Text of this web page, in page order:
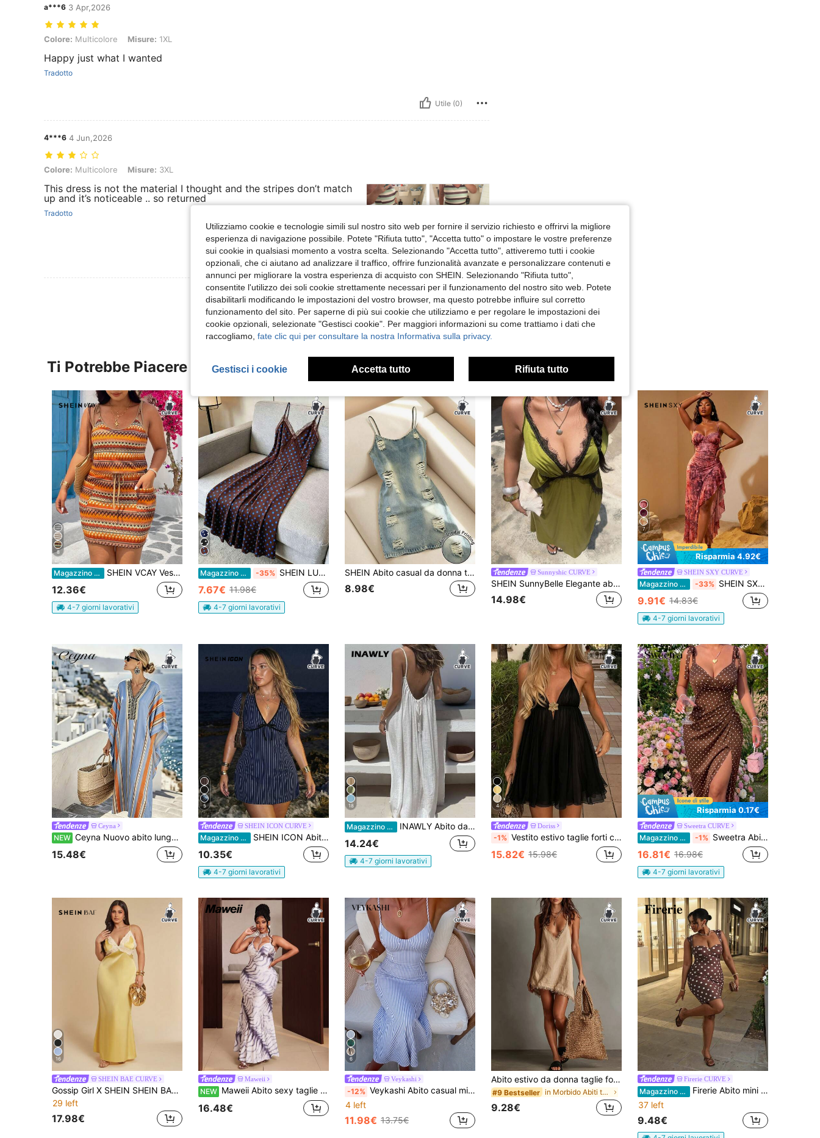
a***6 3 Apr,2026
Colore: Multicolore, Misure: 1XL
Colore: Multicolore Misure: 1XL
Happy just what I wanted
Tradotto
Utile (0)
4***6 4 Jun,2026
Colore: Multicolore, Misure: 3XL
Colore: Multicolore Misure: 3XL
This dress is not the material I thought and the stripes don’t match
up and it’s noticeable .. so returned
Tradotto
Utile (0)
Visualizza Altre Recensioni
Ti Potrebbe Piacere
8
Magazzino EU SHEIN VCAY Vestito da donna taglie forti con cintura in vita, doppia tasca e spalline a righe
12.36€
4-7 giorni lavorativi
Magazzino EU -35% SHEIN LUNE CURVE Abito da donna taglie forti in tessuto intrecciato a pois, elegante, stile spiaggia estivo, con scollo all'americana
7.67€ 11.98€
4-7 giorni lavorativi
SHEIN Abito casual da donna taglie forti con design consumato, spalline sottili, adatto per appuntamenti e feste
8.98€
Sunnyshic CURVE
SHEIN SunnyBelle Elegante abito mini da festa in stile francese da vacanza, con ricamo in pizzo e decorazione floreale, scollo a V e spalline sottili
14.98€
7
Risparmia 4.92€
SHEIN SXY CURVE
Magazzino EU -33% SHEIN SXY Abito estivo casual con spacco alto e stampa, per donne taglia curvy
9.91€ 14.83€
4-7 giorni lavorativi
Ceyna
NEW Ceyna Nuovo abito lungo casual da donna taglie forti, elegante, multicolore, a maniche corte, scollo a V, ampio e dritto, per vacanze, primavera estate
15.48€
5
SHEIN ICON CURVE
Magazzino EU SHEIN ICON Abito estivo casual a righe per taglie comode
10.35€
4-7 giorni lavorativi
18
Magazzino EU INAWLY Abito da donna casual maxi con scollo a V profondo sul retro, plissettato, in tinta unita, taglie comode
14.24€
4-7 giorni lavorativi
4
Doriss
-1% Vestito estivo taglie forti con fibbia in metallo nero, linea ad A, spalline sottili, stile casual da spiaggia, lunghezza corta, adatto per vacanze & uso quotidiano, elegante per feste
15.82€ 15.98€
Risparmia 0.17€
Sweetra CURVE
Magazzino EU -1% Sweetra Abito Maxi da Donna Taglie Forti con Stampa a Pois, Sexy e Minimalista, con Spalline Sottili, Vita Definita e Fianchi Valorizzati
16.81€ 16.98€
4-7 giorni lavorativi
16
SHEIN BAE CURVE
Gossip Girl X SHEIN SHEIN BAE Abito lungo elegante da donna taglie forti, giallo, estivo, senza maniche, scollo a V, schiena scoperta, in raso, con pizzo e volant, formale, per matrimonio, ospite, cocktail festa
29 left
17.98€
Maweii
NEW Maweii Abito sexy taglie forti con spalline sottili, stampa zebra e effetto consumato
16.48€
6
Veykashi
-12% Veykashi Abito casual minimalista da vacanza romantico vintage con stampa a righe blu, taglie forti, outfit da donna per pendolarismo, festival musicale, abbigliamento da spiaggia, outfit da vacanza
4 left
11.98€ 13.75€
Abito estivo da donna taglie forti, casual ed elegante, colore unito, scollo a V, con spalline sottili
#9 Bestseller in Morbido Abiti taglie forti
9.28€
Firerie CURVE
Magazzino EU
Firerie Abito mini aderente con stampa a pois in stile Y2K, taglia comoda, abito corto sexy per primavera/estate
37 left
9.48€
Utilizziamo cookie e tecnologie simili sul nostro sito web per fornire il servizio richiesto e offrirvi la migliore
esperienza di navigazione possibile. Potete "Rifiuta tutto", "Accetta tutto" o impostare le vostre preferenze
sui cookie in qualsiasi momento a vostra scelta. Selezionando "Accetta tutto", attiveremo tutti i cookie
opzionali, che ci aiutano ad analizzare il traffico, offrire funzionalità avanzate e personalizzare contenuti e
annunci per migliorare la vostra esperienza di acquisto con SHEIN. Selezionando "Rifiuta tutto",
consentite l'utilizzo dei soli cookie strettamente necessari per il funzionamento del nostro sito web. Potete
disabilitarli modificando le impostazioni del vostro browser, ma questo potrebbe influire sul corretto
funzionamento del sito. Per saperne di più sui cookie che utilizziamo e per regolare le impostazioni dei
cookie opzionali, selezionate "Gestisci cookie". Per maggiori informazioni su come trattiamo i dati che
raccogliamo, fate clic qui per consultare la nostra Informativa sulla privacy.
Gestisci i cookie Accetta tutto Rifiuta tutto